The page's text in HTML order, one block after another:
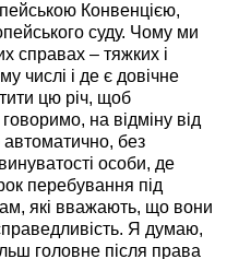
Конвенцією,
суду. Чому ми
справах – тяжких і
числі і де є довічне
цю річ, щоб
на відміну від
без
особи, де
перебування під
які вважають, що вони
Я думаю,
головне після права